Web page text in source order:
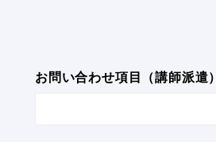
お問い合わせ項目（講師派遣）